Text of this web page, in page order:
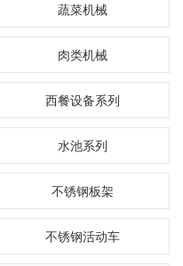
蔬菜机械
肉类机械
西餐设备系列
水池系列
不锈钢板架
不锈钢活动车